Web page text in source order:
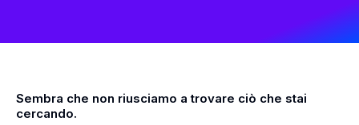
Sembra che non riusciamo a trovare ciò che stai
cercando.